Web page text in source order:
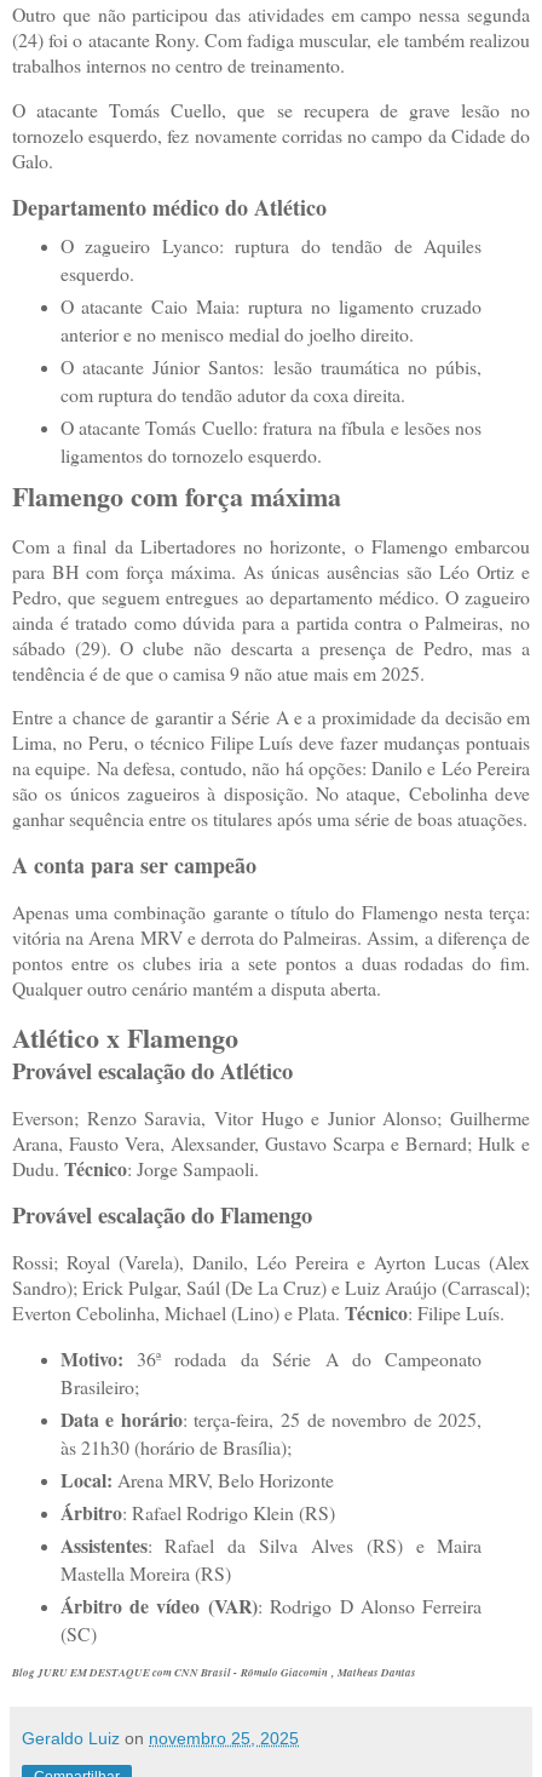
Outro que não participou das atividades em campo nessa segunda
(24) foi o atacante Rony. Com fadiga muscular, ele também realizou
trabalhos internos no centro de treinamento.
O atacante Tomás Cuello, que se recupera de grave lesão no
tornozelo esquerdo, fez novamente corridas no campo da Cidade do
Galo.
Departamento médico do Atlético
O zagueiro Lyanco: ruptura do tendão de Aquiles
esquerdo.
O atacante Caio Maia: ruptura no ligamento cruzado
anterior e no menisco medial do joelho direito.
O atacante Júnior Santos: lesão traumática no púbis,
com ruptura do tendão adutor da coxa direita.
O atacante Tomás Cuello: fratura na fíbula e lesões nos
ligamentos do tornozelo esquerdo.
Flamengo com força máxima
Com a final da Libertadores no horizonte, o Flamengo embarcou
para BH com força máxima. As únicas ausências são Léo Ortiz e
Pedro, que seguem entregues ao departamento médico. O zagueiro
ainda é tratado como dúvida para a partida contra o Palmeiras, no
sábado (29). O clube não descarta a presença de Pedro, mas a
tendência é de que o camisa 9 não atue mais em 2025.
Entre a chance de garantir a Série A e a proximidade da decisão em
Lima, no Peru, o técnico Filipe Luís deve fazer mudanças pontuais
na equipe. Na defesa, contudo, não há opções: Danilo e Léo Pereira
são os únicos zagueiros à disposição. No ataque, Cebolinha deve
ganhar sequência entre os titulares após uma série de boas atuações.
A conta para ser campeão
Apenas uma combinação garante o título do Flamengo nesta terça:
vitória na Arena MRV e derrota do Palmeiras. Assim, a diferença de
pontos entre os clubes iria a sete pontos a duas rodadas do fim.
Qualquer outro cenário mantém a disputa aberta.
Atlético x Flamengo
Provável escalação do Atlético
Everson; Renzo Saravia, Vitor Hugo e Junior Alonso; Guilherme
Arana, Fausto Vera, Alexsander, Gustavo Scarpa e Bernard; Hulk e
Dudu. Técnico: Jorge Sampaoli.
Provável escalação do Flamengo
Rossi; Royal (Varela), Danilo, Léo Pereira e Ayrton Lucas (Alex
Sandro); Erick Pulgar, Saúl (De La Cruz) e Luiz Araújo (Carrascal);
Everton Cebolinha, Michael (Lino) e Plata. Técnico: Filipe Luís.
Motivo: 36ª rodada da Série A do Campeonato
Brasileiro;
Data e horário: terça-feira, 25 de novembro de 2025,
às 21h30 (horário de Brasília);
Local: Arena MRV, Belo Horizonte
Árbitro: Rafael Rodrigo Klein (RS)
Assistentes: Rafael da Silva Alves (RS) e Maira
Mastella Moreira (RS)
Árbitro de vídeo (VAR): Rodrigo D Alonso Ferreira
(SC)
Blog JURU EM DESTAQUE com CNN Brasil - Rômulo Giacomin , Matheus Dantas
Geraldo Luiz on novembro 25, 2025